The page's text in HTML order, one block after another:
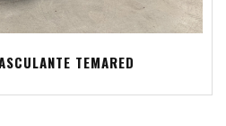
TEMARED